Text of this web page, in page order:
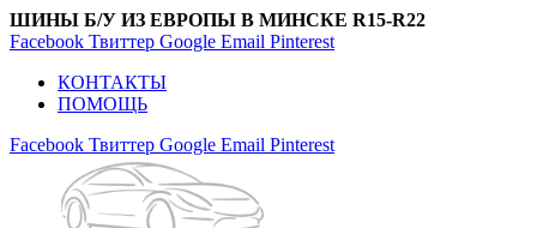
ШИНЫ Б/У ИЗ ЕВРОПЫ В МИНСКЕ R15-R22
Facebook Твиттер Google Email Pinterest
КОНТАКТЫ
ПОМОЩЬ
Facebook Твиттер Google Email Pinterest